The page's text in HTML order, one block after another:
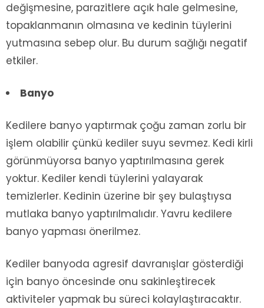
değişmesine, parazitlere açık hale gelmesine,
topaklanmanın olmasına ve kedinin tüylerini
yutmasına sebep olur. Bu durum sağlığı negatif
etkiler.
Banyo
Kedilere banyo yaptırmak çoğu zaman zorlu bir
işlem olabilir çünkü kediler suyu sevmez. Kedi kirli
görünmüyorsa banyo yaptırılmasına gerek
yoktur. Kediler kendi tüylerini yalayarak
temizlerler. Kedinin üzerine bir şey bulaştıysa
mutlaka banyo yaptırılmalıdır. Yavru kedilere
banyo yapması önerilmez.
Kediler banyoda agresif davranışlar gösterdiği
için banyo öncesinde onu sakinleştirecek
aktiviteler yapmak bu süreci kolaylaştıracaktır.